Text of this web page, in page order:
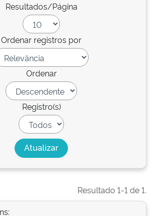
Resultados/Página
Ordenar registros por
Ordenar
Registro(s)
Resultado 1-1 de 1.